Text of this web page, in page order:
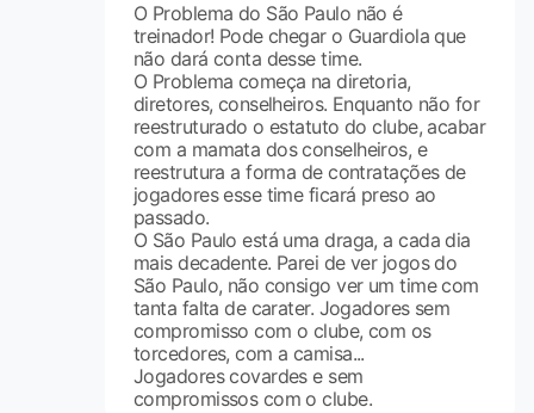
O Problema do São Paulo não é
treinador! Pode chegar o Guardiola que
não dará conta desse time.
O Problema começa na diretoria,
diretores, conselheiros. Enquanto não for
reestruturado o estatuto do clube, acabar
com a mamata dos conselheiros, e
reestrutura a forma de contratações de
jogadores esse time ficará preso ao
passado.
O São Paulo está uma draga, a cada dia
mais decadente. Parei de ver jogos do
São Paulo, não consigo ver um time com
tanta falta de carater. Jogadores sem
compromisso com o clube, com os
torcedores, com a camisa...
Jogadores covardes e sem
compromissos com o clube.